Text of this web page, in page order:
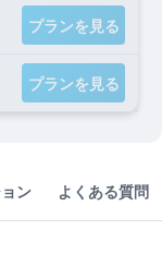
プランを見る
プランを見る
ン よくある質問